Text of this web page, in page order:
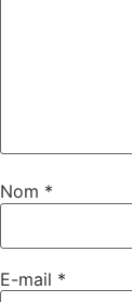
Nom *
E-mail *